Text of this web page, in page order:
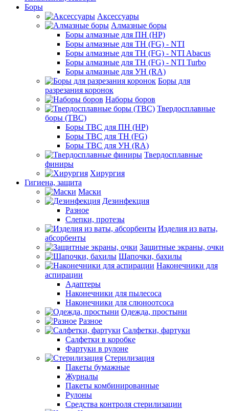
Боры
Аксессуары
Алмазные боры
Боры алмазные для ПН (HP)
Боры алмазные для ТН (FG) - NTI
Боры алмазные для ТН (FG) - NTI Abacus
Боры алмазные для ТН (FG) - NTI Turbo
Боры алмазные для УН (RA)
Боры для
разрезания коронок
Наборы боров
Твердосплавные
боры (ТВС)
Боры ТВС для ПН (HP)
Боры ТВС для ТН (FG)
Боры ТВС для УН (RA)
Твердосплавные
финиры
Хирургия
Гигиена, защита
Маски
Дезинфекция
Разное
Слепки, протезы
Изделия из ваты,
абсорбенты
Защитные экраны, очки
Шапочки, бахилы
Наконечники для
аспирации
Адаптеры
Наконечники для пылесоса
Наконечники для слюноотсоса
Одежда, простыни
Разное
Салфетки, фартуки
Салфетки в коробке
Фартуки в рулоне
Стерилизация
Пакеты бумажные
Журналы
Пакеты комбинированные
Рулоны
Средства контроля стерилизации